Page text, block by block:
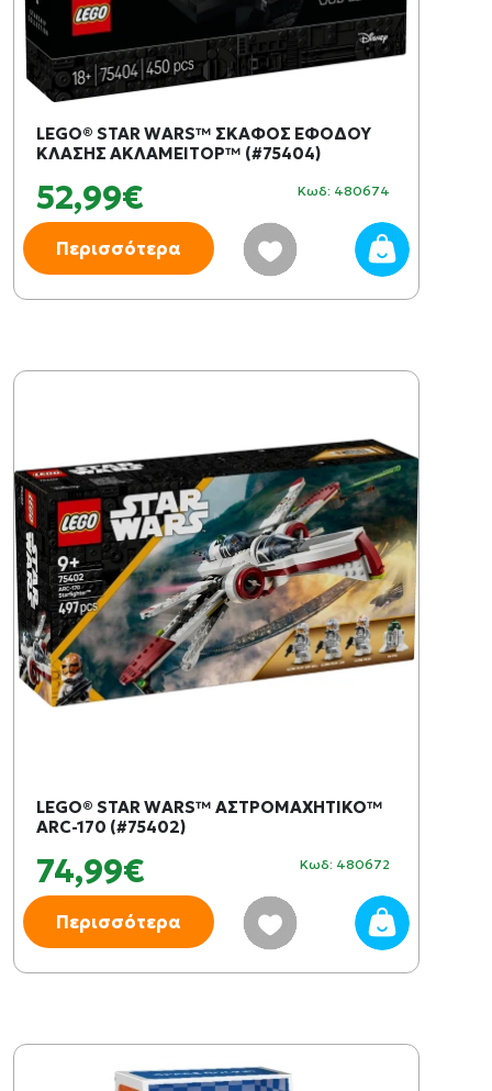
LEGO® STAR WARS™ ΣΚΑΦΟΣ ΕΦΟΔΟΥ
ΚΛΑΣΗΣ ΑΚΛΑΜΕΙΤΟΡ™ (#75404)
52,99€ Κωδ: 480674
Περισσότερα
LEGO® STAR WARS™ ΑΣΤΡΟΜΑΧΗΤΙΚΟ™
ARC-170 (#75402)
74,99€ Κωδ: 480672
Περισσότερα